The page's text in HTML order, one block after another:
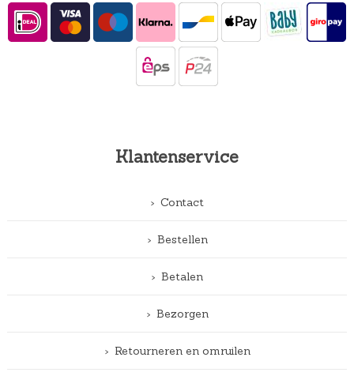
Klantenservice
Contact
Bestellen
Betalen
Bezorgen
Retourneren en omruilen